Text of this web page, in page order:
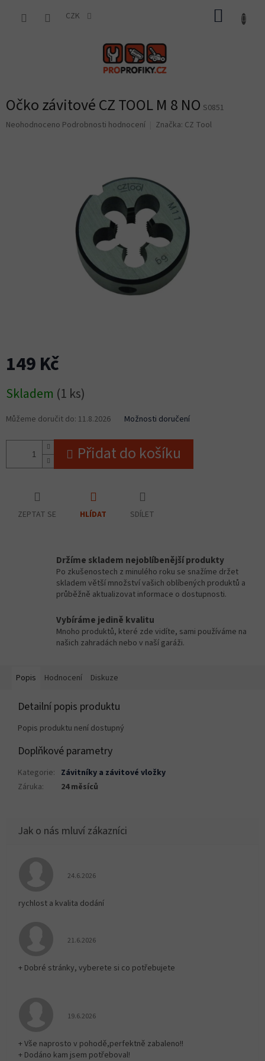
CZK
Očko závitové CZ TOOL M 8 NO S0851
Průměrné
Neohodnoceno Podrobnosti hodnocení Značka: CZ Tool
149 Kč
cena:
Skladem (1 ks)
Můžeme doručit do: 11.8.2026 Možnosti doručení
Přidat do košíku
ZEPTAT SE HLÍDAT SDÍLET
Držíme skladem nejoblíbenější produkty
Po zkušenostech z minulého roku se snažíme držet
skladem větší množství vašich oblíbených produktů a
průběžně aktualizovat informace o dostupnosti.
Vybíráme jedině kvalitu
Mnoho produktů, které zde vidíte, sami používáme na
našich zahradách nebo v naší garáži.
Popis Hodnocení Diskuze
Detailní popis produktu
Popis produktu není dostupný
Doplňkové parametry
Kategorie: Závitníky a závitové vložky
Záruka: 24 měsíců
Hodnocení obchodu je 5 z 5 hvězdiček.
24.6.2026
rychlost a kvalita dodání
Hodnocení obchodu je 5 z 5 hvězdiček.
21.6.2026
+ Dobré stránky, vyberete si co potřebujete
Hodnocení obchodu je 5 z 5 hvězdiček.
19.6.2026
+ Vše naprosto v pohodě,perfektně zabaleno!!
+ Dodáno kam jsem potřeboval!